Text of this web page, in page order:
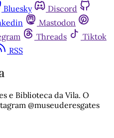
Bluesky
Discord
Mastodon
Threads
Tiktok
RSS
e Biblioteca da Vila. O
@museuderesgates